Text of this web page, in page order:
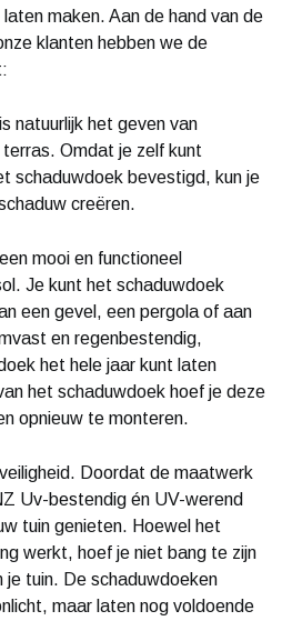
maken. Aan de hand van de
klanten hebben we de
natuurlijk het geven van
Omdat je zelf kunt
schaduwdoek bevestigd, kun je
creëren.
mooi en functioneel
Je kunt het schaduwdoek
een gevel, een pergola of aan
en regenbestendig,
het hele jaar kunt laten
het schaduwdoek hoef je deze
opnieuw te monteren.
Doordat de maatwerk
Uv-bestendig én UV-werend
tuin genieten. Hoewel het
werkt, hoef je niet bang te zijn
tuin. De schaduwdoeken
maar laten nog voldoende